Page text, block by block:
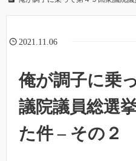
2021.11.06
俺が調子に乗
議院議員総選
た件 – その２